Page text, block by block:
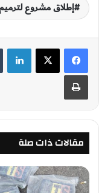
إطلاق مشروع
لينكدإن
مقالات ذات صلة